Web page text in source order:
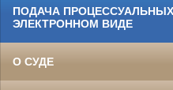
ПОДАЧА
ЭЛЕКТРОННОМ ВИДЕ
О СУДЕ